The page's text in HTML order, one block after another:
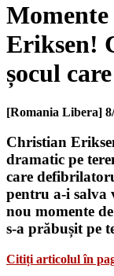
Eriksen!
șocul
[Romania Libera]
Christian
dramatic pe
care
pentru a-i salva
nou momente
s-a prăbușit pe
Citiți articolul în